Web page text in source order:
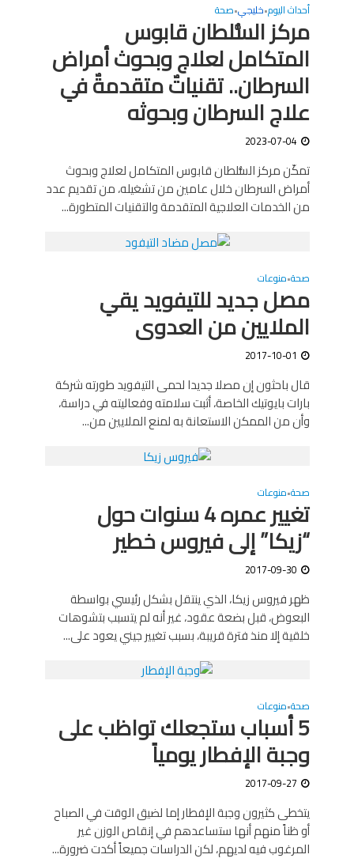
أحداث اليوم•خليجي•صحة
مركز السُّلطان قابوس
المتكامل لعلاج وبحوث أمراض
السرطان.. تقنياتٌ متقدمةٌ في
علاج السرطان وبحوثه
2023-07-04
تمكّن مركز السُّلطان قابوس المتكامل لعلاج وبحوث
أمراض السرطان خلال عامين من تشغيله، من تقديم عدد
من الخدمات العلاجية المتقدمة والتقنيات المتطورة...
صحة•منوعات
مصل جديد للتيفويد يقي
الملايين من العدوى
2017-10-01
قال باحثون إن مصلا جديدا لحمى التيفويد طورته شركة
بارات بايوتيك الخاصة، أثبت سلامته وفعاليته في دراسة،
وأن من الممكن الاستعانة به لمنع الملايين من...
صحة•منوعات
تغيير عمره 4 سنوات حول
“زيكا” إلى فيروس خطير
2017-09-30
ظهر فيروس زيكا، الذي ينتقل بشكل رئيسي بواسطة
البعوض، قبل بضعة عقود، غير أنه لم يتسبب بتشوهات
خلقية إلا منذ فترة قريبة، بسبب تغيير جيني يعود على...
صحة•منوعات
5 أسباب ستجعلك تواظب على
وجبة الإفطار يومياً
2017-09-27
يتخطى كثيرون وجبة الإفطار إما لضيق الوقت في الصباح
أو ظناً منهم أنها ستساعدهم في إنقاص الوزن غير
المرغوب فيه لديهم، لكن الدراسات جميعاً أكدت ضرورة...